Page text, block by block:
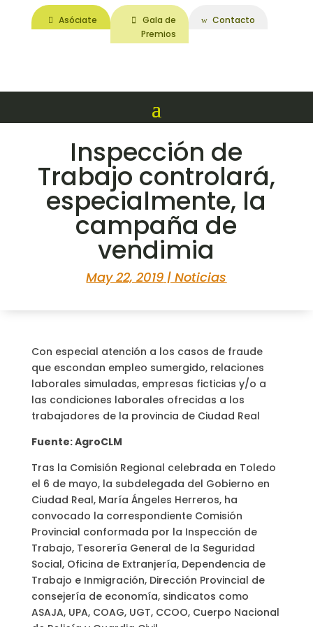
Asóciate
Gala de
Premios
Contacto
Inspección de
Trabajo controlará,
especialmente, la
campaña de
vendimia
May 22, 2019 |Noticias
Con especial atención a los casos de fraude
que escondan empleo sumergido, relaciones
laborales simuladas, empresas ficticias y/o a
las condiciones laborales ofrecidas a los
trabajadores de la provincia de Ciudad Real
Fuente: AgroCLM
Tras la Comisión Regional celebrada en Toledo
el 6 de mayo, la subdelegada del Gobierno en
Ciudad Real, María Ángeles Herreros, ha
convocado la correspondiente Comisión
Provincial conformada por la Inspección de
Trabajo, Tesorería General de la Seguridad
Social, Oficina de Extranjería, Dependencia de
Trabajo e Inmigración, Dirección Provincial de
consejería de economía, sindicatos como
ASAJA, UPA, COAG, UGT, CCOO, Cuerpo Nacional